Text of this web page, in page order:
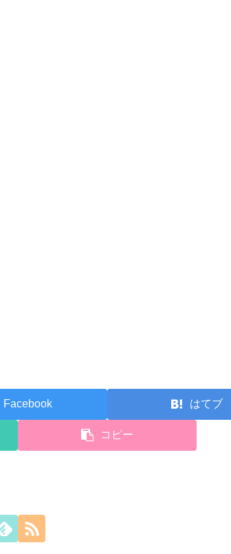
Facebook はてブ
コピー